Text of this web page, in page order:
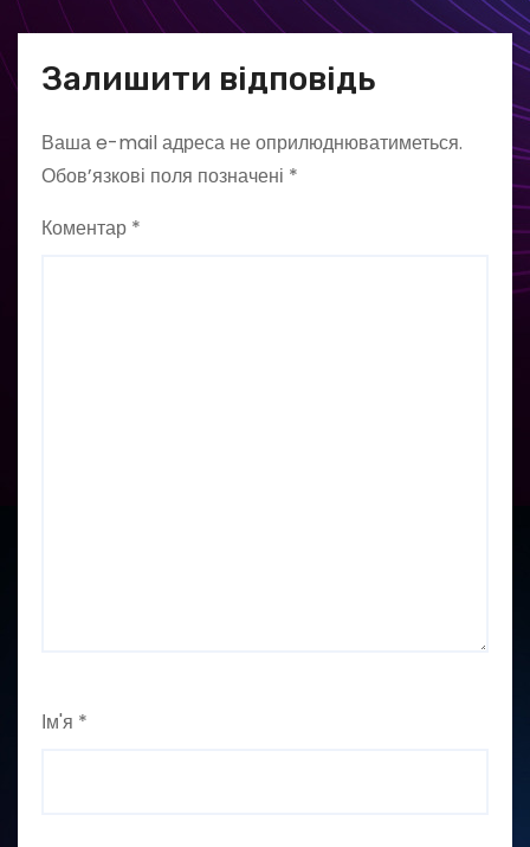
Залишити відповідь
Ваша e-mail адреса не оприлюднюватиметься.
Обов’язкові поля позначені *
Коментар *
Ім'я *